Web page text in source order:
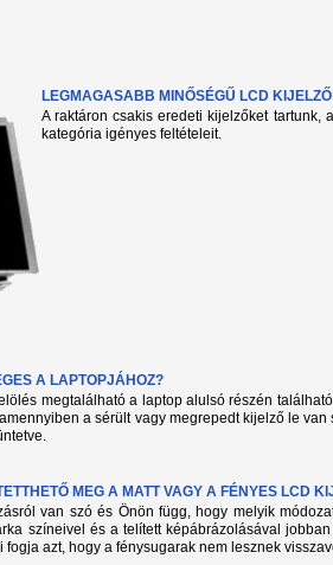
LEGMAGASABB MINŐSÉGŰ LCD
A raktáron csakis eredeti kijelzőket
kategória igényes feltételeit.
A LAPTOPJÁHOZ?
megtalálható a laptop alulsó részén
a sérült vagy megrepedt kijelző le
MEG A MATT VAGY A FÉNYES LCD
van szó és Önön függ, hogy melyik
színeivel és a telített képábrázolásával
fogja azt, hogy a fénysugarak nem lesznek